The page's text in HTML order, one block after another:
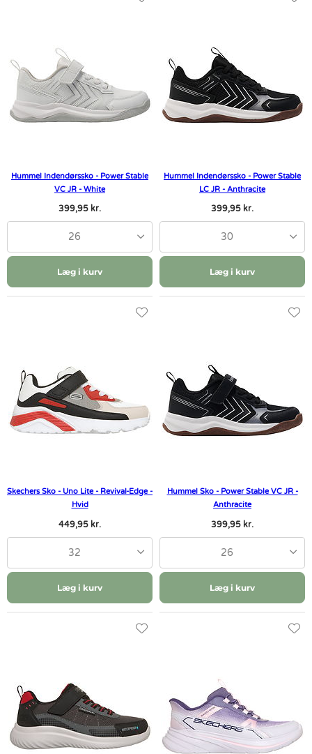
Hummel Indendørssko - Power Stable
VC JR - White
399,95 kr.
26
Læg i kurv
Hummel Indendørssko - Power Stable
LC JR - Anthracite
399,95 kr.
30
Læg i kurv
Skechers Sko - Uno Lite - Revival-Edge -
Hvid
449,95 kr.
32
Læg i kurv
Hummel Sko - Power Stable VC JR -
Anthracite
399,95 kr.
26
Læg i kurv